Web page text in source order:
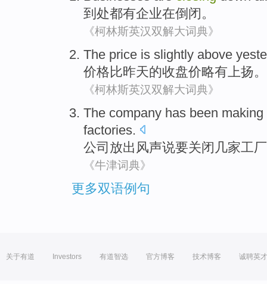
到处都有企业在倒闭 。
《柯林斯英汉双解大词典》
The price is slightly above
价格比昨天的收盘价略有上扬。
《柯林斯英汉双解大词典》
The company has been
factories.
公司 放出 风声说要关闭 几家工厂
《牛津词典》
更多双语例句
关于有道 Investors 有道智选 官方博客 技术博客 诚聘英才